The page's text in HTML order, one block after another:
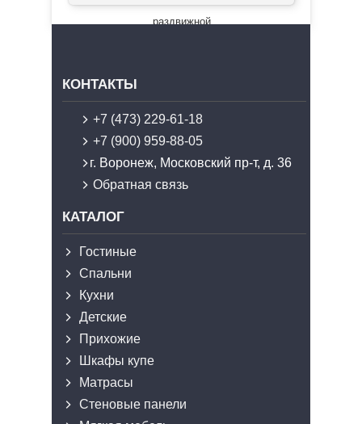
КОНТАКТЫ
+7 (473) 229-61-18
+7 (900) 959-88-05
г. Воронеж, Московский пр-т, д. 36
Обратная связь
КАТАЛОГ
Гостиные
Спальни
Кухни
Детские
Прихожие
Шкафы купе
Матрасы
Стеновые панели